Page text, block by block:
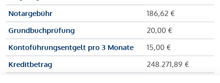
Notargebühr
186,62 €
Grundbuchprüfung
20,00 €
Kontoführungsentgelt pro 3 Monate
15,00 €
Kreditbetrag
248.271,89 €